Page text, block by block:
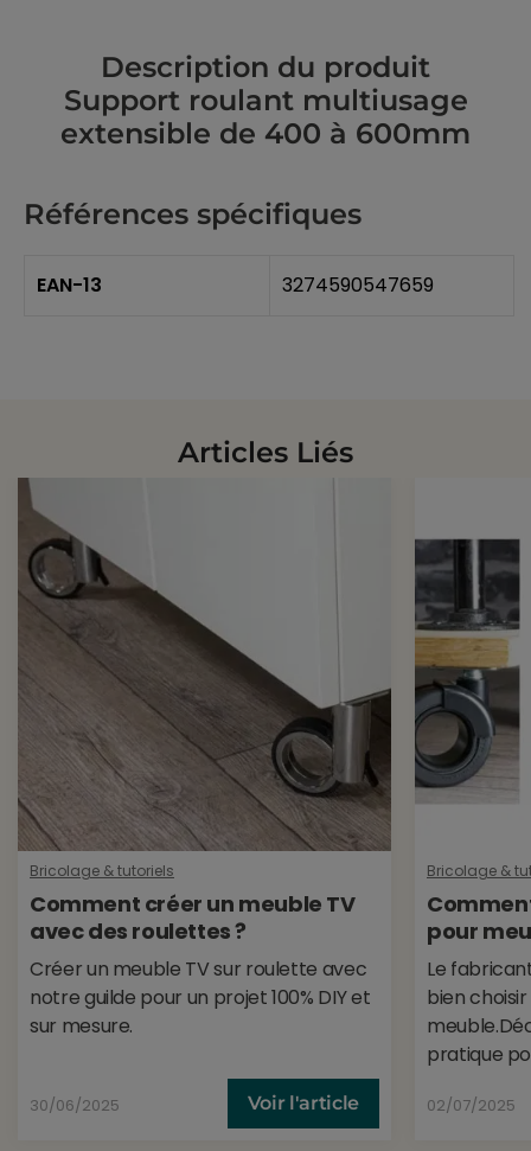
Description du produit
Support roulant multiusage
extensible de 400 à 600mm
Références spécifiques
EAN-13 3274590547659
Articles Liés
Bricolage & tutoriels
Comment créer un meuble TV
avec des roulettes ?
Créer un meuble TV sur roulette avec
notre guilde pour un projet 100% DIY et
sur mesure.
30/06/2025 Voir l'article
Bricolage &
pour
Le
bien
pratique
02/07/2025